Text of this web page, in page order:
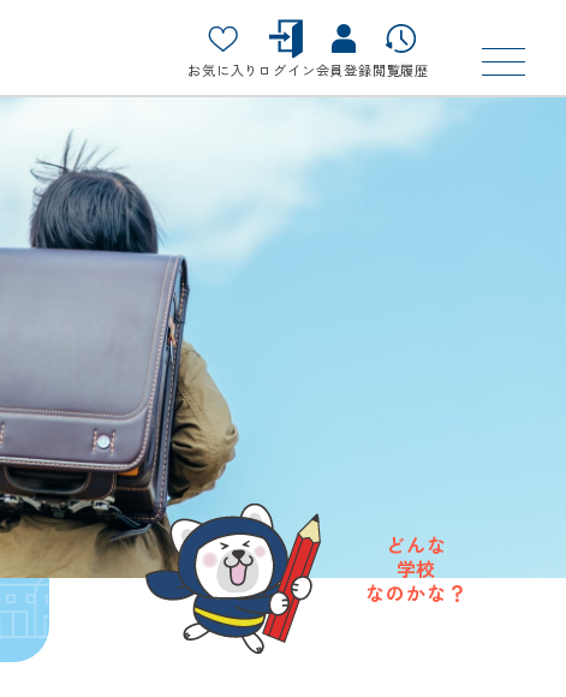
お気に入り ログイン会員登録閲覧履歴
どんな
学校
なのかな？